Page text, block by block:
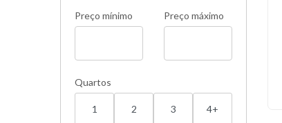
Preço mínimo Preço máximo
Quartos
1 2 3 4+